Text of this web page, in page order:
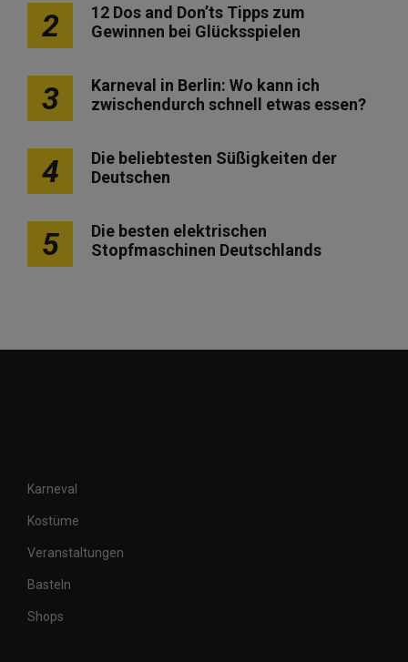
2
12 Dos and Don’ts Tipps zum
Gewinnen bei Glücksspielen
3
Karneval in Berlin: Wo kann ich
zwischendurch schnell etwas essen?
4
Die beliebtesten Süßigkeiten der
Deutschen
5
Die besten elektrischen
Stopfmaschinen Deutschlands
Karneval
Kostüme
Veranstaltungen
Basteln
Shops